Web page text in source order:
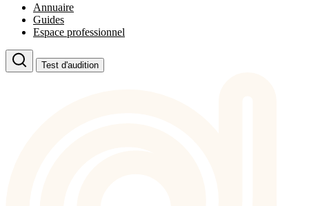
Annuaire
Guides
Espace professionnel
Test d'audition